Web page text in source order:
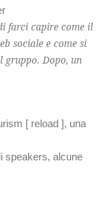
farci capire come il
sociale e come si
gruppo. Dopo, un
[ reload ], una
speakers, alcune